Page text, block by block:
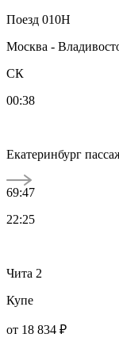
Поезд 010Н
Москва -
СК
00:38
Екатеринбург
69:47
22:25
Чита 2
Купе
от 18 834 ₽